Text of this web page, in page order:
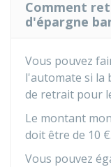
Comment
d'épargne
Vous pouvez
l'automate si la
de retrait pour
Le montant
doit être de 10 €
Vous pouvez